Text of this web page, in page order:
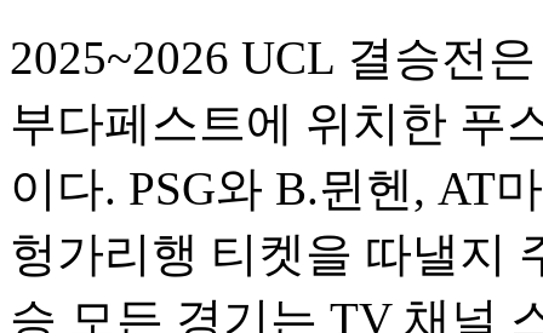
2025~2026 UCL 결승전
부다페스트에 위치한 푸
이다. PSG와 B.뮌헨, AT
헝가리행 티켓을 따낼지
승 모든 경기는 TV 채널